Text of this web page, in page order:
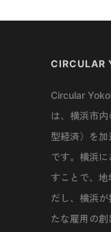
CIRCULAR
Circular
は、横浜市
型経済）を
です。横浜
すことで、
だし、横浜
たな雇用の